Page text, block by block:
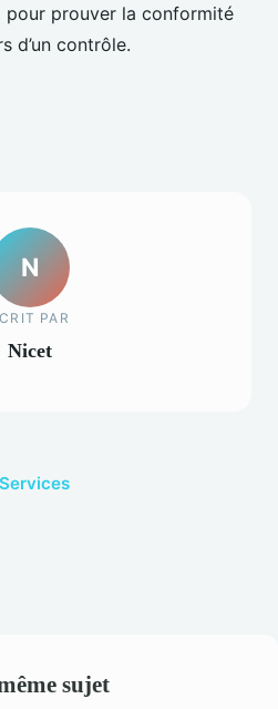
prouver la conformité
d’un contrôle.
N
PAR
Nicet
sujet